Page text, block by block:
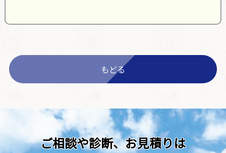
もどる
ご相談や診断、お見積りは